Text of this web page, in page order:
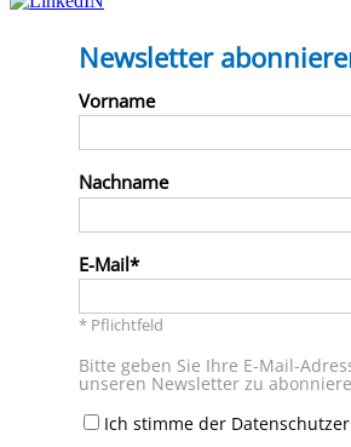
Newsletter
Vorname
Nachname
E-Mail
* Pflichtfeld
Bitte geben Sie Ihre E-Mail-
unseren Newsletter zu
Ich stimme der